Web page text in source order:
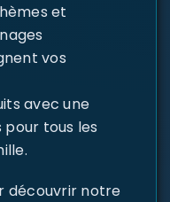
et
vos
avec une
tous les
découvrir notre